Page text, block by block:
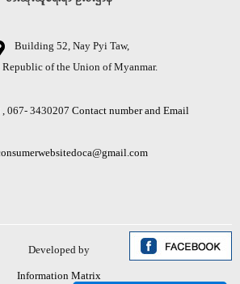
Building 52, Nay Pyi Taw,
of the Union of Myanmar.
067- 3430207 Contact number and Email
Developed by
Information Matrix